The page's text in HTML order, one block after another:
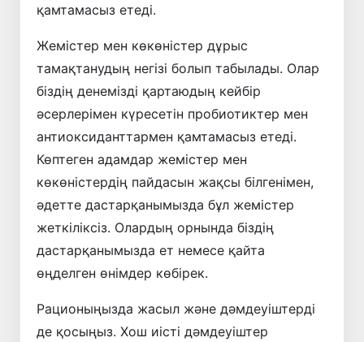
қамтамасыз етеді.
Жемістер мен көкөністер дұрыс
тамақтанудың негізі болып табылады. Олар
біздің денемізді қартаюдың кейбір
әсерлерімен күресетін пробиотиктер мен
антиоксиданттармен қамтамасыз етеді.
Көптеген адамдар жемістер мен
көкөністердің пайдасын жақсы білгенімен,
әдетте дастарқанымызда бұл жемістер
жеткіліксіз. Олардың орнында біздің
дастарқанымызда ет немесе қайта
өңделген өнімдер көбірек.
Рационыңызда жасыл және дәмдеуіштерді
де қосыңыз. Хош иісті дәмдеуіштер